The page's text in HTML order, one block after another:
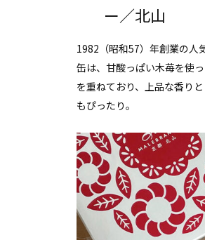
ー／北山
1982（昭和57）年創業の人
缶は、甘酸っぱい木苺を使
を重ねており、上品な香り
もぴったり。